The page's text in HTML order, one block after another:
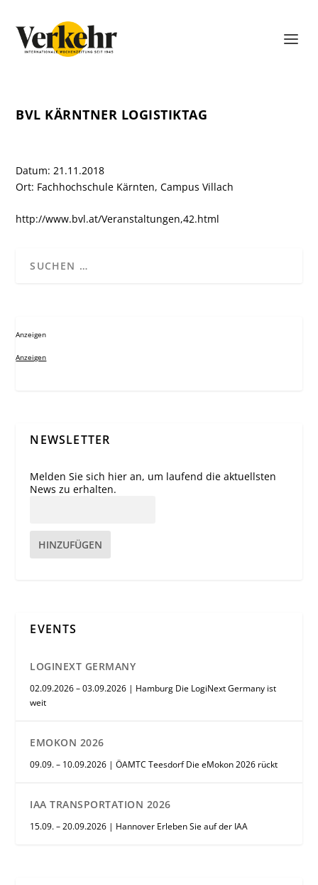
BVL KÄRNTNER LOGISTIKTAG
Datum: 21.11.2018
Ort: Fachhochschule Kärnten, Campus Villach
http://www.bvl.at/Veranstaltungen,42.html
Anzeigen
Anzeigen
NEWSLETTER
Melden Sie sich hier an, um laufend die aktuellsten
News zu erhalten.
HINZUFÜGEN
EVENTS
LOGINEXT GERMANY
02.09.2026 – 03.09.2026 | Hamburg Die LogiNext Germany ist
weit
EMOKON 2026
09.09. – 10.09.2026 | ÖAMTC Teesdorf Die eMokon 2026 rückt
IAA TRANSPORTATION 2026
15.09. – 20.09.2026 | Hannover Erleben Sie auf der IAA